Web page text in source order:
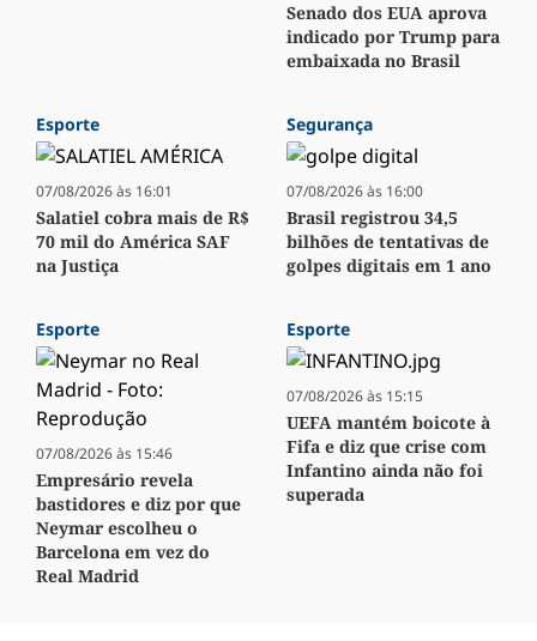
Senado dos EUA aprova
indicado por Trump para
embaixada no Brasil
Esporte
07/08/2026 às 16:01
Salatiel cobra mais de R$
70 mil do América SAF
na Justiça
Segurança
07/08/2026 às 16:00
Brasil registrou 34,5
bilhões de tentativas de
golpes digitais em 1 ano
Esporte
07/08/2026 às 15:46
Empresário revela
bastidores e diz por que
Neymar escolheu o
Barcelona em vez do
Real Madrid
Esporte
07/08/2026 às 15:15
UEFA mantém boicote à
Fifa e diz que crise com
Infantino ainda não foi
superada